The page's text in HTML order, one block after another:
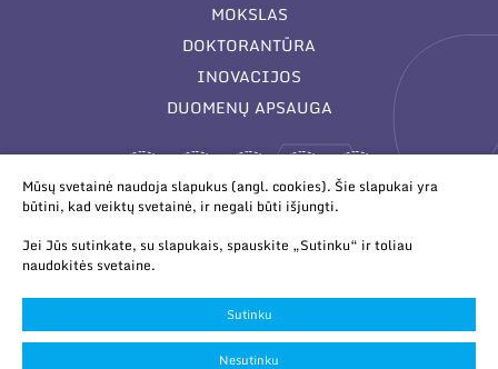
MOKSLAS
DOKTORANTŪRA
INOVACIJOS
DUOMENŲ APSAUGA
© 2026 Valstybinis mokslinių tyrimų institutas Fizinių ir
technologijos mokslų centras. Duomenys kaupiami ir saugomi
Juridinių asmenų registre.
Slapukų parinktys
Mūsų svetainė naudoja slapukus (angl. cookies). Šie slapukai yra
būtini, kad veiktų svetainė, ir negali būti išjungti.
Jei Jūs sutinkate, su slapukais, spauskite „Sutinku“ ir toliau
naudokitės svetaine.
Sutinku
Nesutinku